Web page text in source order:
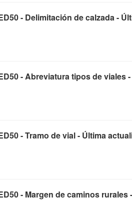
- Delimitación de calzada -
- Abreviatura tipos de viales -
- Tramo de vial - Última
- Margen de caminos rurales